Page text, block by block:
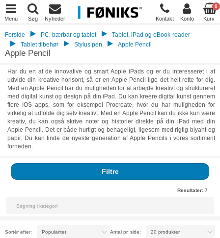
Menu Søg Nyheder Kontakt Konto
0
Kurv
Forside PC, bærbar og tablet
Tablet, iPad og eBook-reader
Tablet tilbehør
Stylus pen Apple Pencil
Apple Pencil
Har du en af de innovative og smart Apple iPads og er du interesseret i at
udvide din kreative horisont, så er en Apple Pencil lige det helt rette for dig.
Med en Apple Pencil har du muligheden for at arbejde kreativt og struktureret
med digital kunst og design på din iPad. Du kan kreere digital kunst gennem
flere IOS apps, som for eksempel Procreate, hvor du har muligheden for
virkelig at udfolde dig selv kreativt. Med en Apple Pencil kan du ikke kun være
kreativ, du kan også skrive noter og historier direkte på din iPad med din
Apple Pencil. Det er både hurtigt og behageligt, ligesom med rigtig blyant og
papir. Du kan finde de nyeste generation af Apple Pencils i vores sortiment
forneden.
Filtre
Resultater: 7
Sortér efter: Antal pr. side: